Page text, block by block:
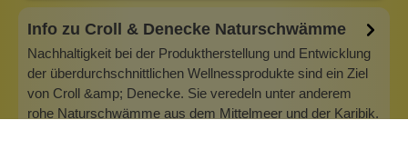
Info zu Croll & Denecke Naturschwämme
Nachhaltigkeit bei der Produktherstellung und Entwicklung
der überdurchschnittlichen Wellnessprodukte sind ein Ziel
von Croll &amp; Denecke. Sie veredeln unter anderem
rohe Naturschwämme aus dem Mittelmeer und der Karibik.